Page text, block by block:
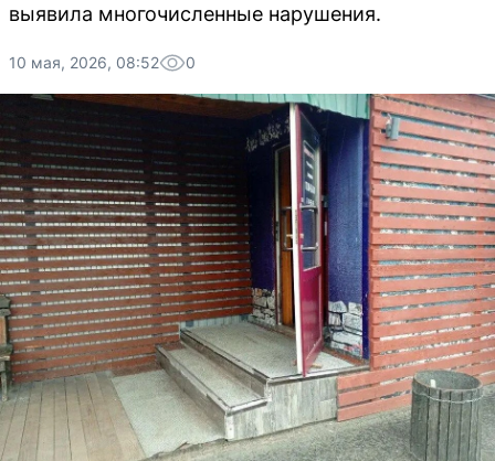
выявила многочисленные нарушения.
10 мая, 2026, 08:52 0